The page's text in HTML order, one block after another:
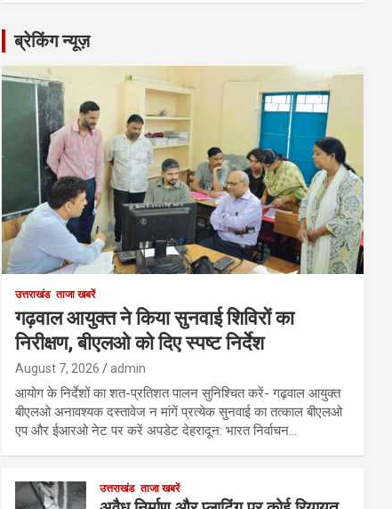
ब्रेकिंग न्यूज़
उत्तराखंड ताजा खबरें
गढ़वाल आयुक्त ने किया सुनवाई शिविरों का
निरीक्षण, बीएलओ को दिए स्पष्ट निर्देश
August 7, 2026 admin
आयोग के निर्देशों का शत-प्रतिशत पालन सुनिश्चित करें- गढ़वाल आयुक्त
बीएलओ अनावश्यक दस्तावेज न मांगें प्रत्येक सुनवाई का तत्काल बीएलओ
एप और ईआरओ नेट पर करें अपडेट देहरादून: भारत निर्वाचन…
उत्तराखंड ताजा खबरें